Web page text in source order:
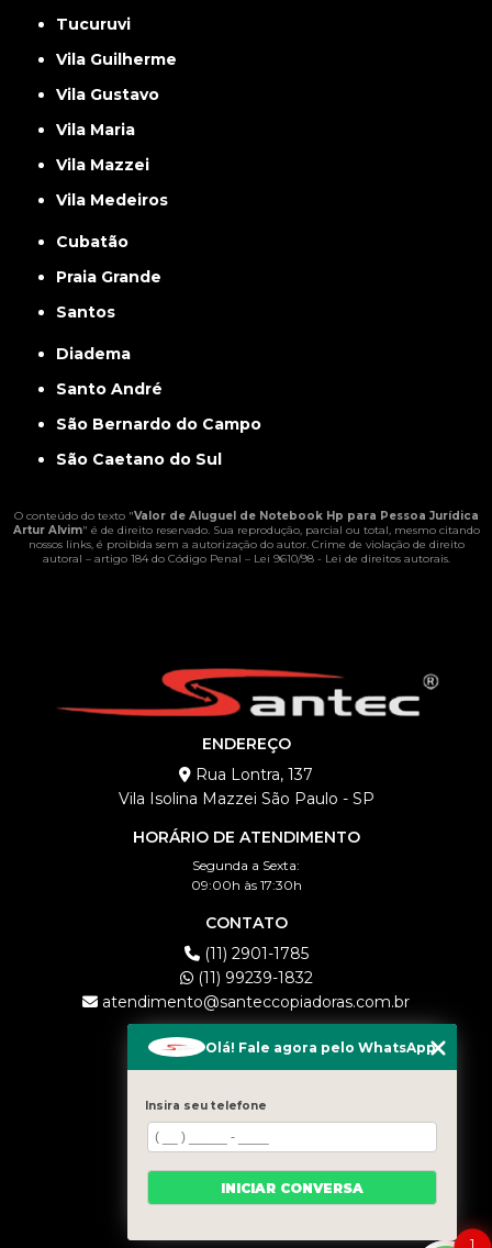
Tucuruvi
Vila Guilherme
Vila Gustavo
Vila Maria
Vila Mazzei
Vila Medeiros
Cubatão
Praia Grande
Santos
Diadema
Santo André
São Bernardo do Campo
São Caetano do Sul
O conteúdo do texto "Valor de Aluguel de Notebook Hp para Pessoa Jurídica
Artur Alvim" é de direito reservado. Sua reprodução, parcial ou total, mesmo citando
nossos links, é proibida sem a autorização do autor. Crime de violação de direito
autoral – artigo 184 do Código Penal – Lei 9610/98 - Lei de direitos autorais.
ENDEREÇO
Rua Lontra, 137
Vila Isolina Mazzei São Paulo - SP
HORÁRIO DE ATENDIMENTO
Segunda a Sexta:
09:00h às 17:30h
CONTATO
(11) 2901-1785
(11) 99239-1832
atendimento@santeccopiadoras.com.br
MENU
HOME
EMPRESA
LOCAÇÃO
COMPRA
CONTATO
CATEGORIAS
1
Olá! Fale agora pelo WhatsApp
Insira seu telefone
INICIAR CONVERSA